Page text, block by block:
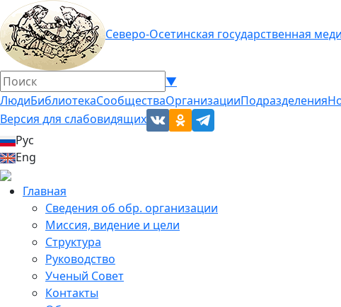
Северо-Осетинская государственная
▼
ЛюдиБиблиотекаСообществаОрганизацииПодразделения
Версия для слабовидящих
Рус
Eng
Главная
Сведения об обр. организации
Миссия, видение и цели
Структура
Руководство
Ученый Совет
Контакты